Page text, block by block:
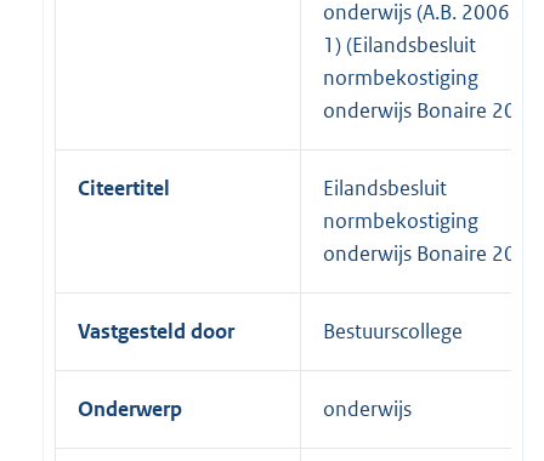
onderwijs (A.B. 2006,
1) (Eilandsbesluit
normbekostiging
onderwijs Bonaire
Citeertitel
Eilandsbesluit
normbekostiging
onderwijs Bonaire 2006
Vastgesteld door Bestuurscollege
Onderwerp onderwijs